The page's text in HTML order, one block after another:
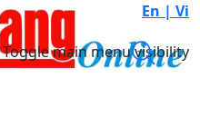
En | Vi
Toggle main menu visibility